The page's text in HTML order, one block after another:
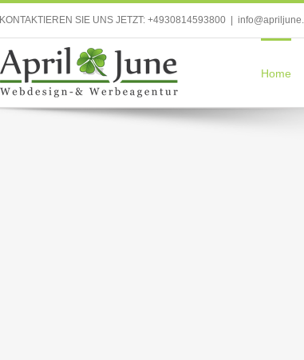
KONTAKTIEREN SIE UNS JETZT: +4930814593800
Home